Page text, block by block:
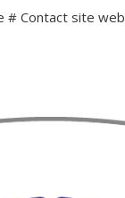
# Contact site web